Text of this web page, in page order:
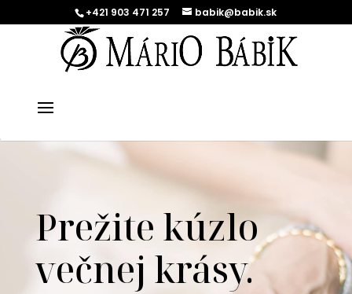
+421 903 471 257 babik@babik.sk
Prežite kúzlo
večnej krásy.